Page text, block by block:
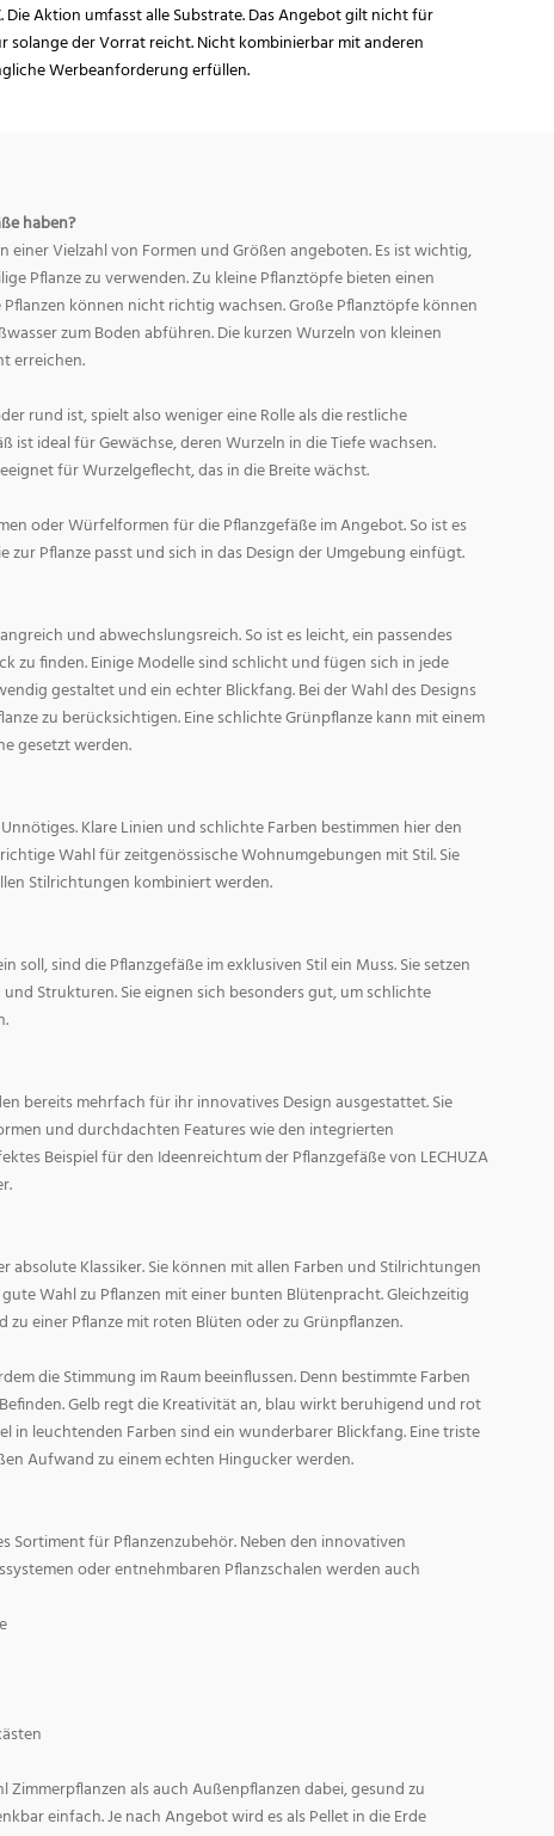
Die Aktion umfasst alle Substrate. Das Angebot gilt nicht für
solange der Vorrat reicht. Nicht kombinierbar mit anderen
Werbeanforderung erfüllen.
haben?
einer Vielzahl von Formen und Größen angeboten. Es ist wichtig,
Pflanze zu verwenden. Zu kleine Pflanztöpfe bieten einen
können nicht richtig wachsen. Große Pflanztöpfe können
zum Boden abführen. Die kurzen Wurzeln von kleinen
erreichen.
rund ist, spielt also weniger eine Rolle als die restliche
ist ideal für Gewächse, deren Wurzeln in die Tiefe wachsen.
für Wurzelgeflecht, das in die Breite wächst.
oder Würfelformen für die Pflanzgefäße im Angebot. So ist es
zur Pflanze passt und sich in das Design der Umgebung einfügt.
und abwechslungsreich. So ist es leicht, ein passendes
zu finden. Einige Modelle sind schlicht und fügen sich in jede
gestaltet und ein echter Blickfang. Bei der Wahl des Designs
zu berücksichtigen. Eine schlichte Grünpflanze kann mit einem
gesetzt werden.
Klare Linien und schlichte Farben bestimmen hier den
Wahl für zeitgenössische Wohnumgebungen mit Stil. Sie
Stilrichtungen kombiniert werden.
soll, sind die Pflanzgefäße im exklusiven Stil ein Muss. Sie setzen
Strukturen. Sie eignen sich besonders gut, um schlichte
bereits mehrfach für ihr innovatives Design ausgestattet. Sie
und durchdachten Features wie den integrierten
Beispiel für den Ideenreichtum der Pflanzgefäße von LECHUZA
absolute Klassiker. Sie können mit allen Farben und Stilrichtungen
Wahl zu Pflanzen mit einer bunten Blütenpracht. Gleichzeitig
zu einer Pflanze mit roten Blüten oder zu Grünpflanzen.
die Stimmung im Raum beeinflussen. Denn bestimmte Farben
Gelb regt die Kreativität an, blau wirkt beruhigend und rot
in leuchtenden Farben sind ein wunderbarer Blickfang. Eine triste
Aufwand zu einem echten Hingucker werden.
Sortiment für Pflanzenzubehör. Neben den innovativen
oder entnehmbaren Pflanzschalen werden auch
als auch Außenpflanzen dabei, gesund zu
einfach. Je nach Angebot wird es als Pellet in die Erde